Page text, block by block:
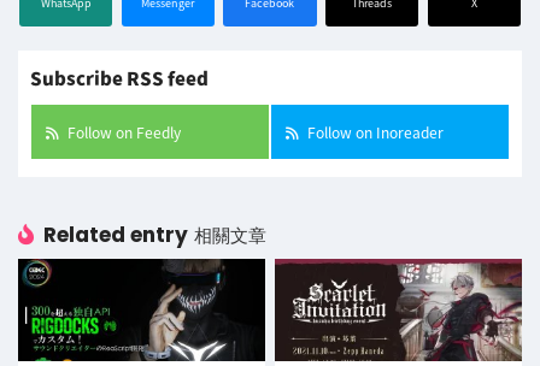
Subscribe RSS feed
Follow on Feedly Follow on Inoreader
Related entry 相關文章